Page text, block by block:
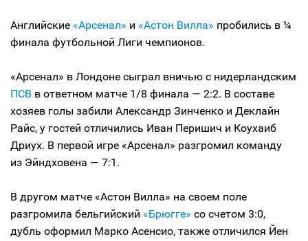
Английские «Арсенал» и «Астон Вилла» пробились в ¼
финала футбольной Лиги чемпионов.
«Арсенал» в Лондоне сыграл вничью с нидерландским
ПСВ в ответном матче 1/8 финала — 2:2. В составе
хозяев голы забили Александр Зинченко и Деклайн
Райс, у гостей отличились Иван Перишич и Коухаиб
Дриух. В первой игре «Арсенал» разгромил команду
из Эйндховена — 7:1.
В другом матче «Астон Вилла» на своем поле
разгромила бельгийский «Брюгге» со счетом 3:0,
дубль оформил Марко Асенсио, также отличился Йен